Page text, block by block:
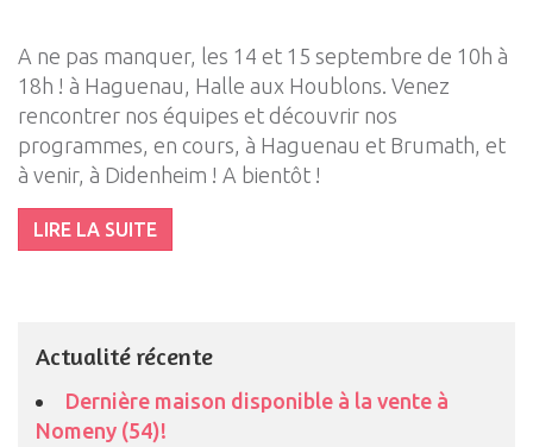
A ne pas manquer, les 14 et 15 septembre de 10h à
18h ! à Haguenau, Halle aux Houblons. Venez
rencontrer nos équipes et découvrir nos
programmes, en cours, à Haguenau et Brumath, et
à venir, à Didenheim ! A bientôt !
LIRE LA SUITE
Actualité récente
Dernière maison disponible à la vente à
Nomeny (54)!